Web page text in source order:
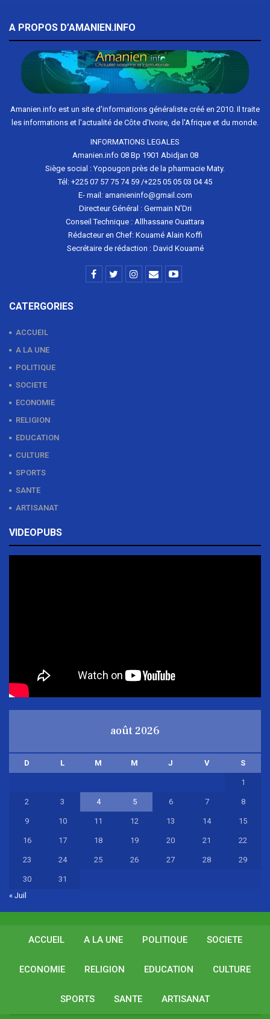
A PROPOS D’AMANIEN.INFO
Amanien.info est un site d'informations généraliste créé en 2010. Il traite
les informations et l'actualité de Côte d'Ivoire, de l'Afrique et du monde.
INFORMATIONS LEGALES
Amanien.info 08 Bp 1901 Abidjan 08
Siège social : Yopougon près de la pharmacie Maty.
Tél: +225 07 57 75 74 59 /+225 05 05 03 04 45
E- mail: amanieninfo@gmail.com
Directeur Général : Germain N'Dri
Conseil Technique : Allhassane Ouattara
Rédacteur en Chef: Kouamé Alain Koffi
Secrétaire de rédaction : David Kouamé
CATERGORIES
ACCUEIL
A LA UNE
POLITIQUE
SOCIETE
ECONOMIE
RELIGION
EDUCATION
CULTURE
SPORTS
SANTE
ARTISANAT
VIDEOPUBS
août 2026
D L M M J V S
1
2 3 4 5 6 7 8
9 10 11 12 13 14 15
16 17 18 19 20 21 22
23 24 25 26 27 28 29
30
31
« Juil
ACCUEIL A LA UNE POLITIQUE SOCIETE
ECONOMIE RELIGION EDUCATION CULTURE
SPORTS SANTE ARTISANAT